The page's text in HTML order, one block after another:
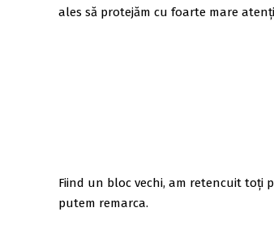
ales să protejăm cu foarte mare
Fiind un bloc vechi, am retencuit toți
putem remarca.